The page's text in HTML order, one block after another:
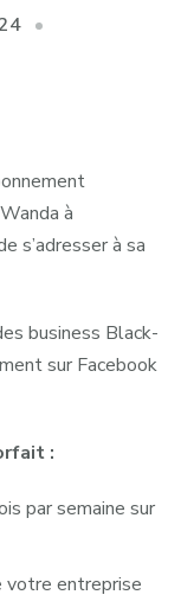
à
s’adresser à sa
business Black-
sur Facebook
:
par semaine sur
votre entreprise